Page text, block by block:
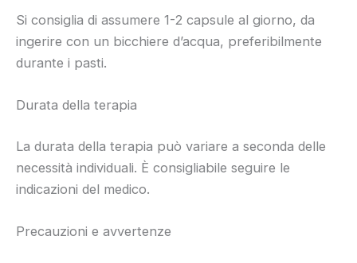
Si consiglia di assumere 1-2 capsule al giorno, da
ingerire con un bicchiere d’acqua, preferibilmente
durante i pasti.
Durata della terapia
La durata della terapia può variare a seconda delle
necessità individuali. È consigliabile seguire le
indicazioni del medico.
Precauzioni e avvertenze